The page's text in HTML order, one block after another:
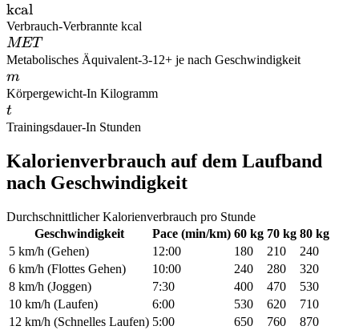
\text{kcal}
kcal
Verbrauch-Verbrannte kcal
MET
MET
Metabolisches Äquivalent-3-12+ je nach Geschwindigkeit
m
m
Körpergewicht-In Kilogramm
t
t
Trainingsdauer-In Stunden
Kalorienverbrauch auf dem Laufband
nach Geschwindigkeit
Durchschnittlicher Kalorienverbrauch pro Stunde
Geschwindigkeit
Pace (min/km) 60 kg 70 kg 80 kg
5 km/h (Gehen)
12:00 180 210
240
6 km/h (Flottes Gehen)
10:00 240 280
320
8 km/h (Joggen)
7:30 400 470
530
10 km/h (Laufen)
6:00 530 620
710
12 km/h (Schnelles Laufen) 5:00 650 760
870